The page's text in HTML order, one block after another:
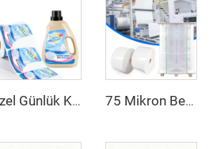
Özel Günlük Kimyasal Şişe Etiketi Sticker PP Etiket BOPP Polipropilen Sticker Çamaşır Deterjanı Şişe Etiketi Ambalaj İçin 75 Mikron Beyaz Sentetik Kendinden Yapışkanlı Kağıt Jumbo Etiket Filmi PP Sentetik Kağıt Etiket Jumbo Rulo